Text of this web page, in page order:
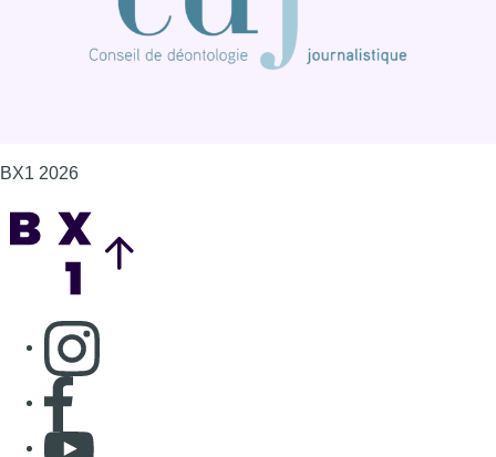
BX1 2026
Consulter page Instagram
Consulter page Facebook
Consulter Youtube